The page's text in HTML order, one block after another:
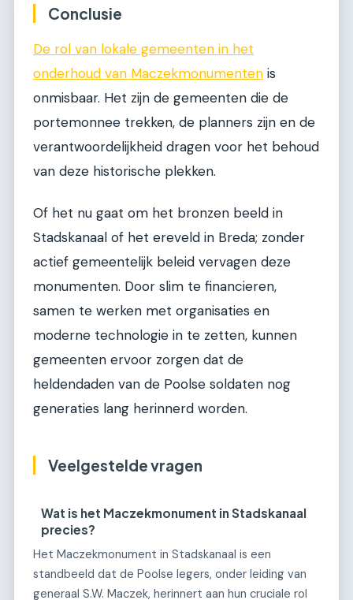
Conclusie
De rol van lokale gemeenten in het
onderhoud van Maczekmonumenten is
onmisbaar. Het zijn de gemeenten die de
portemonnee trekken, de planners zijn en de
verantwoordelijkheid dragen voor het behoud
van deze historische plekken.
Of het nu gaat om het bronzen beeld in
Stadskanaal of het ereveld in Breda; zonder
actief gemeentelijk beleid vervagen deze
monumenten. Door slim te financieren,
samen te werken met organisaties en
moderne technologie in te zetten, kunnen
gemeenten ervoor zorgen dat de
heldendaden van de Poolse soldaten nog
generaties lang herinnerd worden.
Veelgestelde vragen
Wat is het Maczekmonument in Stadskanaal
precies?
Het Maczekmonument in Stadskanaal is een
standbeeld dat de Poolse legers, onder leiding van
generaal S.W. Maczek, herinnert aan hun cruciale rol